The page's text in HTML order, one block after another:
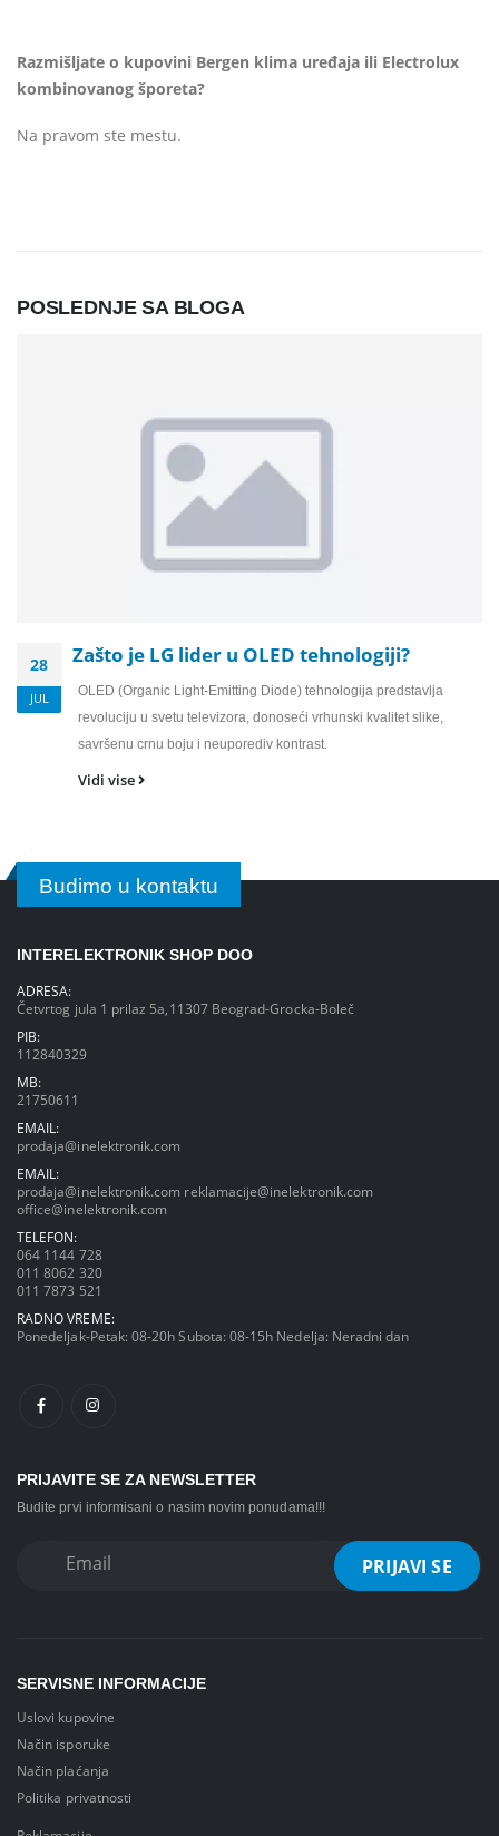
Razmišljate o kupovini Bergen klima uređaja ili Electrolux
kombinovanog šporeta?
Na pravom ste mestu.
POSLEDNJE SA BLOGA
28
JUL
Zašto je LG lider u OLED tehnologiji?
OLED (Organic Light-Emitting Diode) tehnologija predstavlja
revoluciju u svetu televizora, donoseći vrhunski kvalitet slike,
savršenu crnu boju i neuporediv kontrast.
Vidi vise
Budimo u kontaktu
INTERELEKTRONIK SHOP DOO
ADRESA:
Četvrtog jula 1 prilaz 5a,11307 Beograd-Grocka-Boleč
PIB:
112840329
MB:
21750611
EMAIL:
prodaja@inelektronik.com
EMAIL:
prodaja@inelektronik.com reklamacije@inelektronik.com
office@inelektronik.com
TELEFON:
064 1144 728
011 8062 320
011 7873 521
RADNO VREME:
Ponedeljak-Petak: 08-20h Subota: 08-15h Nedelja: Neradni dan
PRIJAVITE SE ZA NEWSLETTER
Budite prvi informisani o nasim novim ponudama!!!
SERVISNE INFORMACIJE
Uslovi kupovine
Način isporuke
Način plaćanja
Politika privatnosti